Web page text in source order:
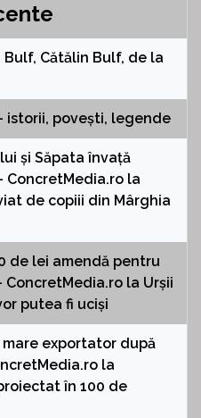
Bulf, Cătălin Bulf, de la
istorii, povești, legende
și Săpata învață
ConcretMedia.ro la
de copiii din Mârghia
de lei amendă pentru
ConcretMedia.ro la Urșii
putea fi uciși
exportator după
la
în 100 de